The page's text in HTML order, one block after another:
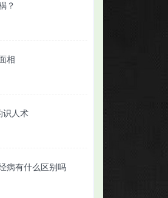
？
相
识人术
病有什么区别吗